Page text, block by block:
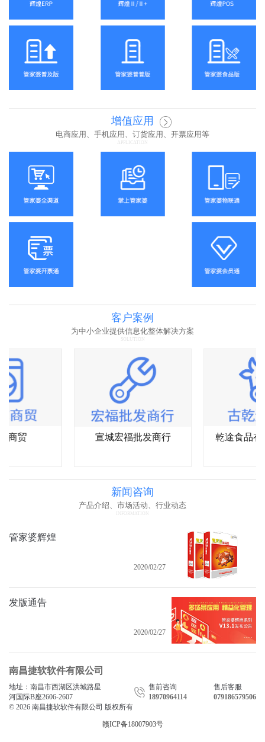
增值应用
电商应用、手机应用、订货应用、开票应用等
APPLICATION
客户案例
为中小企业提供信息化整体解决方案
SOLUTION
商贸 宣城宏福批发商行 乾途食品有
新闻咨询
产品介绍、市场活动、行业动态
INFORMATION
管家婆辉煌
2020/02/27
发版通告
2020/02/27
南昌捷软软件有限公司
地址：南昌市西湖区洪城路星
河国际B座2606-2607
售前咨询
18970964114
售后客服
079186579506
© 2026 南昌捷软软件有限公司 版权所有
赣ICP备18007903号